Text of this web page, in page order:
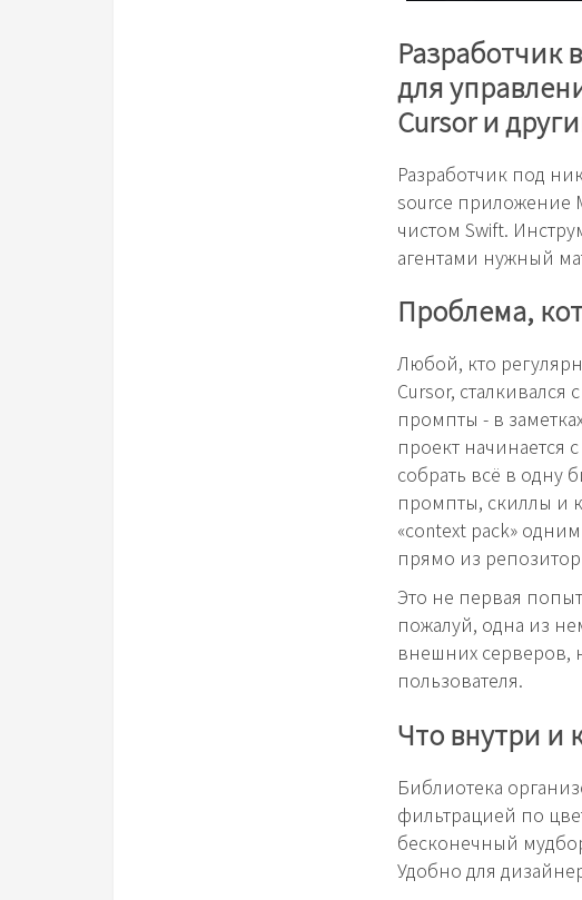
Разработчик
для
Cursor и
Разработчик под
source приложение
чистом Swift.
агентами нужный
Проблема,
Любой, кто
Cursor,
промпты - в
проект начинается
собрать всё в одну
промпты, скиллы и
«context pack»
прямо из
Это не первая
пожалуй, одна из
внешних серверов,
пользователя.
Что внутри и
Библиотека
фильтрацией по
бесконечный
Удобно для